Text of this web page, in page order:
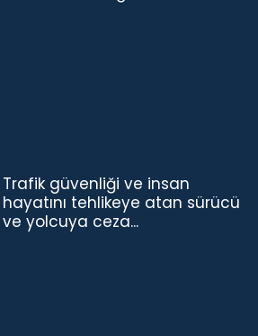
Trafik güvenliği ve insan
hayatını tehlikeye atan sürücü
ve yolcuya ceza...